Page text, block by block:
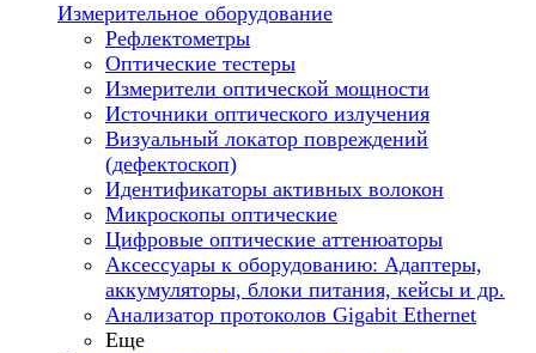
Измерительное оборудование
Рефлектометры
Оптические тестеры
Измерители оптической мощности
Источники оптического излучения
Визуальный локатор повреждений
(дефектоскоп)
Идентификаторы активных волокон
Микроскопы оптические
Цифровые оптические аттенюаторы
Аксессуары к оборудованию: Адаптеры,
аккумуляторы, блоки питания, кейсы и др.
Анализатор протоколов Gigabit Ethernet
Еще